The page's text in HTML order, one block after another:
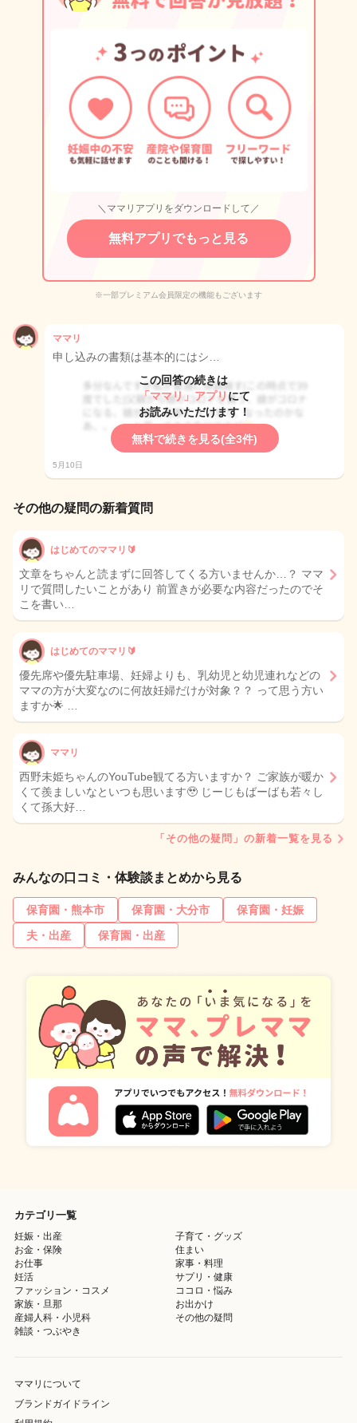
＼ママリアプリをダウンロードして／
無料アプリでもっと見る
※一部プレミアム会員限定の機能もございます
ママリ
申し込みの書類は基本的にはシ…
この回答の続きは
「ママリ」アプリ にて
お読みいただけます！
無料で続きを見る(全3件)
5月10日
その他の疑問の新着質問
はじめてのママリ🔰
文章をちゃんと読まずに回答してくる方いませんか…？ ママ
リで質問したいことがあり 前置きが必要な内容だったのでそ
こを書い…
はじめてのママリ🔰
優先席や優先駐車場、妊婦よりも、乳幼児と幼児連れなどの
ママの方が大変なのに何故妊婦だけが対象？？ って思う方い
ますか🌟 …
ママリ
西野未姫ちゃんのYouTube観てる方いますか？ ご家族が暖か
くて羨ましいなといつも思います🥹 じーじもばーばも若々し
くて孫大好…
「その他の疑問」の新着一覧を見る
みんなの口コミ・体験談まとめから見る
保育園・熊本市 保育園・大分市
保育園・妊娠
夫・出産
保育園・出産
カテゴリ一覧
妊娠・出産
子育て・グッズ
お金・保険
住まい
お仕事
家事・料理
妊活
サプリ・健康
ファッション・コスメ
ココロ・悩み
家族・旦那
お出かけ
産婦人科・小児科
その他の疑問
雑談・つぶやき
ママリについて
ブランドガイドライン